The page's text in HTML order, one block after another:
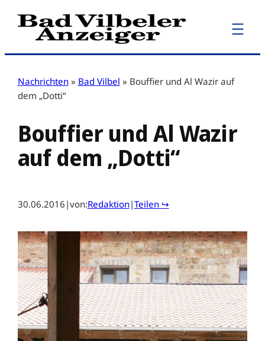
Zum
Inhalt
Nachrichten » Bad Vilbel » Bouffier und Al Wazir auf
dem „Dotti“
Bouffier und Al Wazir
auf dem „Dotti“
30.06.2016 |von:Redaktion|Teilen ↪